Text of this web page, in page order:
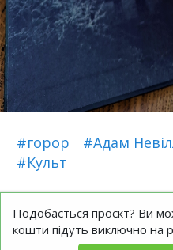
#горор #Адам
#Культ
Подобається проєкт? Ви
кошти підуть виключно на